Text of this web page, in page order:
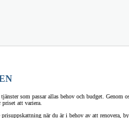
som passar allas behov och budget. Genom
att variera.
när du är i behov av att renovera,